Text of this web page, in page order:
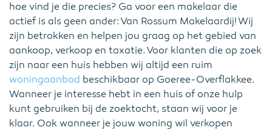
hoe vind je die precies? Ga voor een makelaar die
actief is als geen ander: Van Rossum Makelaardij! Wij
zijn betrokken en helpen jou graag op het gebied van
aankoop, verkoop en taxatie. Voor klanten die op zoek
zijn naar een huis hebben wij altijd een ruim
woningaanbod beschikbaar op Goeree-Overflakkee.
Wanneer je interesse hebt in een huis of onze hulp
kunt gebruiken bij de zoektocht, staan wij voor je
klaar. Ook wanneer je jouw woning wil verkopen